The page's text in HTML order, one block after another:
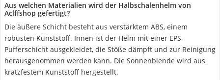
Aus welchen Materialien wird der Halbschalenhelm von
Aclffshop gefertigt?
Die äußere Schicht besteht aus verstärktem ABS, einem
robusten Kunststoff. Innen ist der Helm mit einer EPS-
Pufferschicht ausgekleidet, die Stöße dämpft und zur Reinigung
herausgenommen werden kann. Die Sonnenblende wird aus
kratzfestem Kunststoff hergestellt.